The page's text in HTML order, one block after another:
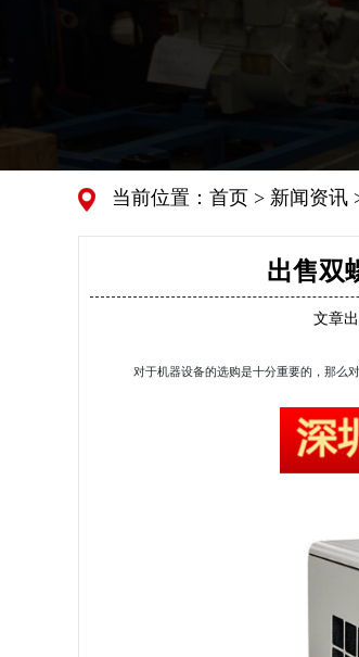
当前位置： 首页 > 新闻资讯
出售双
文章
对于机器设备的选购是十分重要的，那么